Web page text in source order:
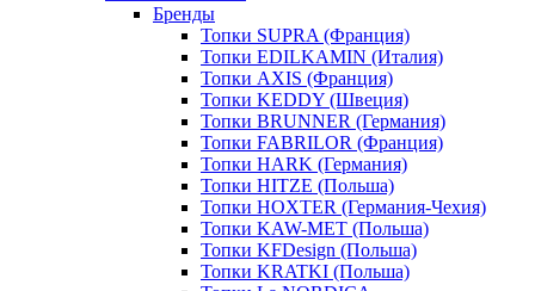
Бренды
Топки SUPRA (Франция)
Топки EDILKAMIN (Италия)
Топки AXIS (Франция)
Топки KEDDY (Швеция)
Топки BRUNNER (Германия)
Топки FABRILOR (Франция)
Топки HARK (Германия)
Топки HITZE (Польша)
Топки HOXTER (Германия-Чехия)
Топки KAW-MET (Польша)
Топки KFDesign (Польша)
Топки KRATKI (Польша)